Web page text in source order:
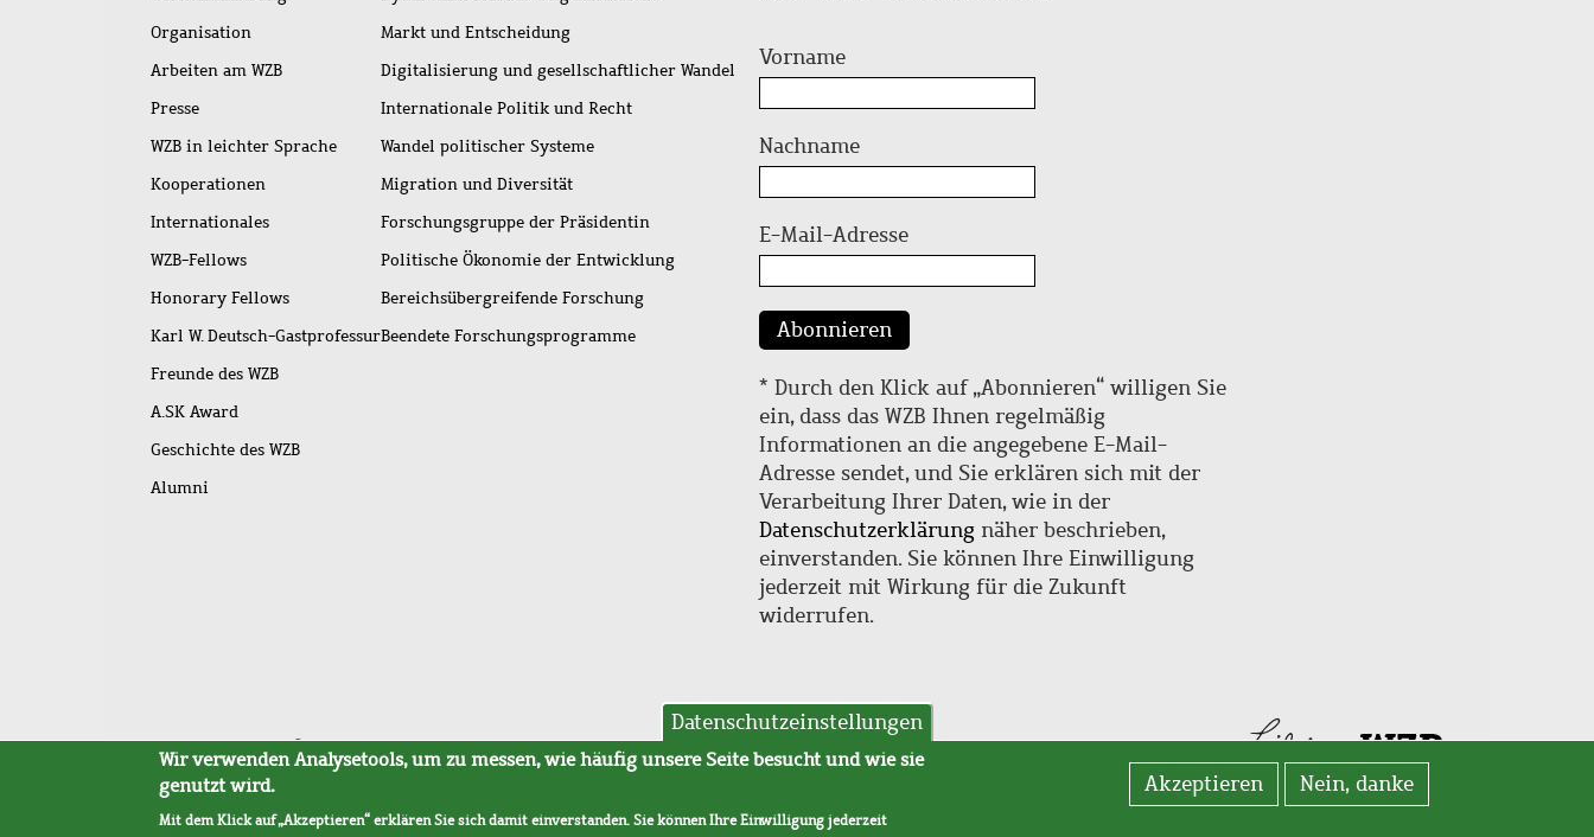
Organisation
Arbeiten am WZB
Presse
WZB in leichter Sprache
Kooperationen
Internationales
WZB-Fellows
Honorary Fellows
Karl W. Deutsch-Gastprofessur
Freunde des WZB
A.SK Award
Geschichte des WZB
Alumni
Markt und Entscheidung
Digitalisierung und gesellschaftlicher Wandel
Internationale Politik und Recht
Wandel politischer Systeme
Migration und Diversität
Forschungsgruppe der Präsidentin
Politische Ökonomie der Entwicklung
Bereichsübergreifende Forschung
Beendete Forschungsprogramme
Vorname
Nachname
E-Mail-Adresse
Abonnieren
* Durch den Klick auf „Abonnieren“ willigen Sie
ein, dass das WZB Ihnen regelmäßig
Informationen an die angegebene E-Mail-
Adresse sendet, und Sie erklären sich mit der
Verarbeitung Ihrer Daten, wie in der
Datenschutzerklärung näher beschrieben,
einverstanden. Sie können Ihre Einwilligung
jederzeit mit Wirkung für die Zukunft
widerrufen.
Fußleistenmenü
SitemapBarrierefreiheitImpressumDatenschutzAVB
Datenschutzeinstellungen
Wir verwenden Analysetools, um zu messen, wie häufig unsere Seite besucht und wie sie
genutzt wird.
Mit dem Klick auf „Akzeptieren“ erklären Sie sich damit einverstanden. Sie können Ihre Einwilligung jederzeit
Akzeptieren Nein, danke